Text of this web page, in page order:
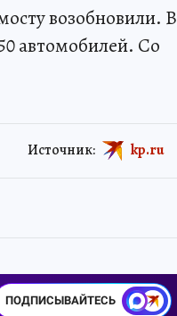
возобновили. В
автомобилей. Со
Источник: kp.ru
ПОДПИСЫВАЙТЕСЬ